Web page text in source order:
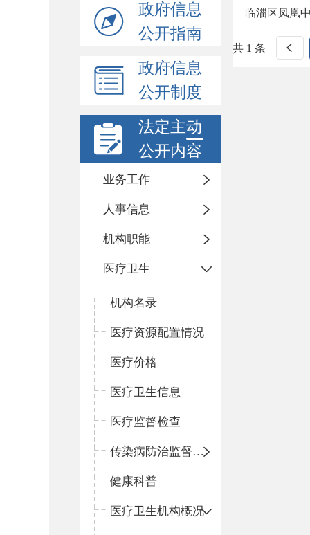
政府信息
公开指南
政府信息
公开制度
法定主动
公开内容
业务工作
人事信息
机构职能
医疗卫生
机构名录
医疗资源配置情况
医疗价格
医疗卫生信息
医疗监督检查
传染病防治监督检查
健康科普
医疗卫生机构概况
临淄区凤凰
共 1 条